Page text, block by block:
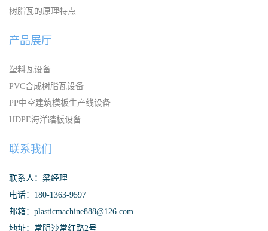
树脂瓦的原理特点
产品展厅
塑料瓦设备
PVC合成树脂瓦设备
PP中空建筑模板生产线设备
HDPE海洋踏板设备
联系我们
联系人：梁经理
电话：180-1363-9597
邮箱：plasticmachine888@126.com
地址：常阴沙常红路2号